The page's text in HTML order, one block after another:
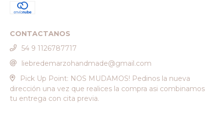
CONTACTANOS
54 9 1126787717
liebredemarzohandmade@gmail.com
Pick Up Point: NOS MUDAMOS! Pedinos la nueva
dirección una vez que realices la compra asi combinamos
tu entrega con cita previa.